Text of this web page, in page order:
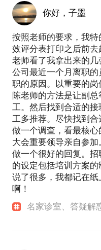
你好，子墨
按照老师的要求，我
效评分表打印之后前
老师看了我拿出来的
公司最近一个月离职
职的原因。以重要的
陈老师的方法是让副
工。然后找到合适的
工多推荐。尽快找到
做一个调查，看最核
大会重要领导亲自参
做一个很好的回复。
的设定包括培训方案
说了很多，我都记在
啊！
名家诊室、答疑解